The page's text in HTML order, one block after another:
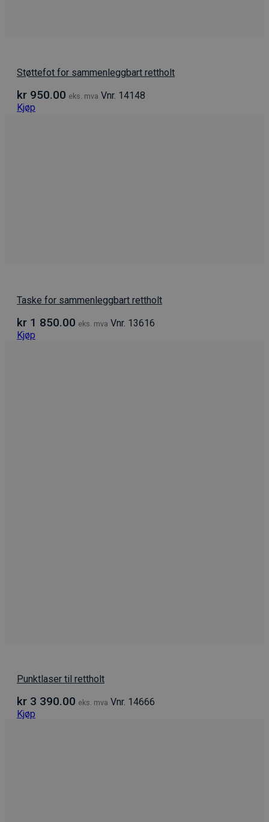
Støttefot for sammenleggbart rettholt
kr 950.00 eks. mva Vnr. 14148
Kjøp
Taske for sammenleggbart rettholt
kr 1 850.00 eks. mva Vnr. 13616
Kjøp
Punktlaser til rettholt
kr 3 390.00 eks. mva Vnr. 14666
Kjøp